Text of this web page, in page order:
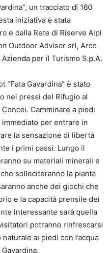
un tracciato di 160
iniziativa è stata
e dalla Rete di Riserve Alpi
Outdoor Advisor srl, Arco
per il Turismo S.p.A.
“Fata Gavardina” è stato
nei pressi del Rifugio al
Camminare a piedi
per entrare in
la sensazione di libertà
i primi passi. Lungo il
su materiali minerali e
solleciteranno la pianta
anche dei giochi che
e la capacità prensile dei
interessante sarà quella
potranno rinfrescarsi
ai piedi con l’acqua